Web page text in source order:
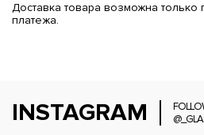
Доставка товара возможна только
платежа.
INSTAGRAM